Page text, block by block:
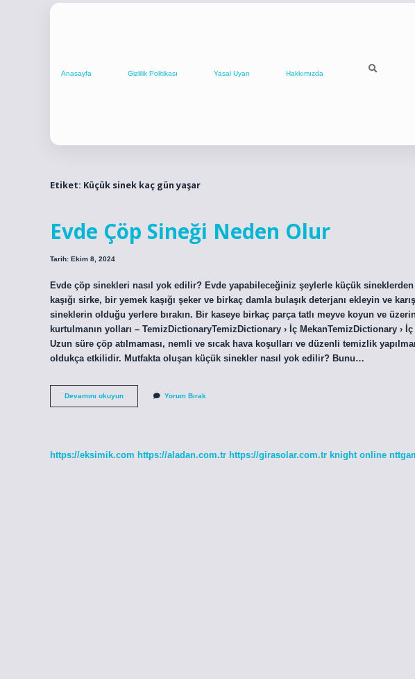
Anasayfa Gizlilik Politikası Yasal Uyarı Hakkımızda
Etiket: Küçük sinek kaç gün yaşar
Evde Çöp Sineği Neden Olur
Tarih: Ekim 8, 2024
Evde çöp sinekleri nasıl yok edilir? Evde yapabileceğiniz şeylerle küçük
kaşığı sirke, bir yemek kaşığı şeker ve birkaç damla bulaşık deterjanı ekleyin ve
sineklerin olduğu yerlere bırakın. Bir kaseye birkaç parça tatlı meyve koyun ve
kurtulmanın yolları – TemizDictionaryTemizDictionary › İç MekanTemizDictionary ›
Uzun süre çöp atılmaması, nemli ve sıcak hava koşulları ve düzenli temizlik
oldukça etkilidir. Mutfakta oluşan küçük sinekler nasıl yok edilir? Bunu…
Devamını okuyunEvde
Çöp
Yorum Bırak
https://eksimik.com https://aladan.com.tr https://girasolar.com.tr knight online